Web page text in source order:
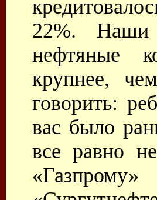
22%. Наши
нефтяные
крупнее,
говорить:
вас было
все равно